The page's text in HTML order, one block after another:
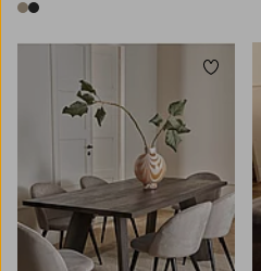
2 färger
Lägg